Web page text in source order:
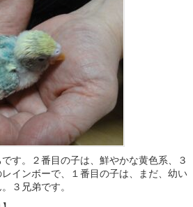
す。２番目の子は、鮮やかな黄色系、３
インボーで、１番目の子は、まだ、幼い
３兄弟です。